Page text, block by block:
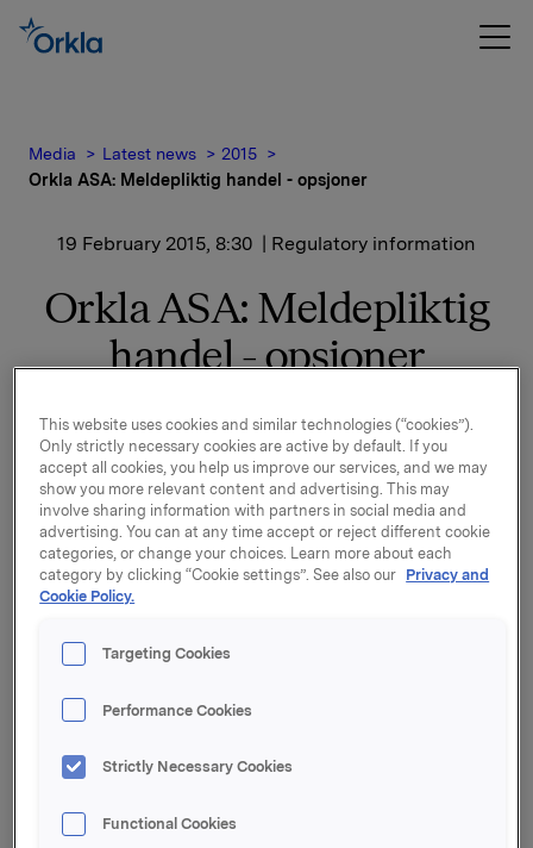
Media Latest news
2015
Orkla ASA: Meldepliktig handel - opsjoner
19 February 2015, 8:30 | Regulatory information
Orkla ASA: Meldepliktig
handel - opsjoner
Orkla innløste 18. februar, under sitt tidligere
opsjonsprogram for ledere, 100.000 opsjoner i Orkla-
aksjer.
60.000 opsjoner ble innløst til innløsningskurs 38,88
kroner pr. aksje, og 40.000 opsjoner ble innløst til
39,86 kroner pr. aksje.
Orklas tidligere opsjonsprogram for ledere etter disse
aksjer.
Orkla ASA,
This website uses cookies and similar technologies (“cookies”).
Only strictly necessary cookies are active by default. If you
accept all cookies, you help us improve our services, and we may
show you more relevant content and advertising. This may
involve sharing information with partners in social media and
advertising. You can at any time accept or reject different cookie
categories, or change your choices. Learn more about each
category by clicking “Cookie settings”. See also our Privacy and
Cookie Policy.
Targeting Cookies
Performance Cookies
Strictly Necessary Cookies
Functional Cookies